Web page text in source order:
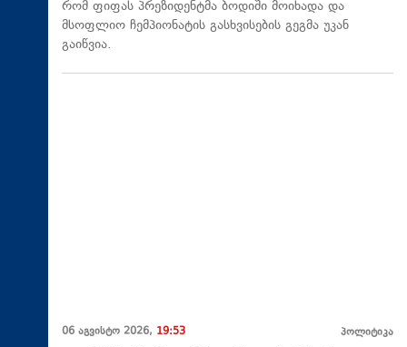
რომ ფიფას პრეზიდენტმა ბოდიში მოიხადა და
მსოფლიო ჩემპიონატის გასხვისების გეგმა უკან
გაიწვია.
06 აგვისტო 2026, 19:53 პოლიტიკა